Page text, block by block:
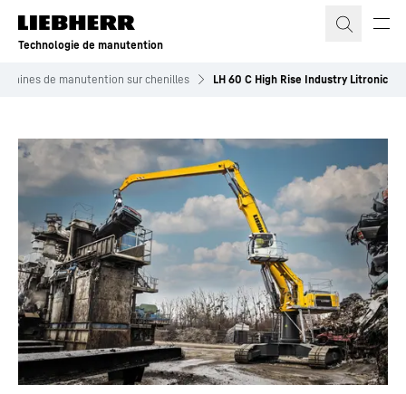
Technologie de manutention
de manutention sur chenilles LH 60 C High Rise Industry Litronic